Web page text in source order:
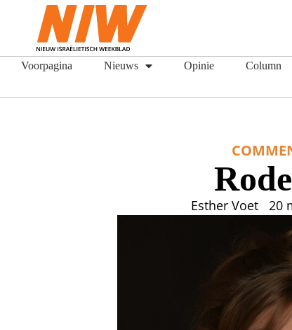
Voorpagina Nieuws Opinie Column
Esther Voet 20